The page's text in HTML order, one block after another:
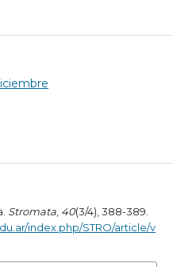
Stromata, 40(3/4), 388-389.
index.php/STRO/article/v